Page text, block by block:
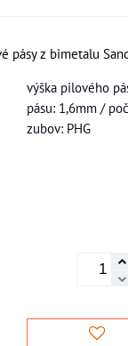
pásy z bimetalu
výška pilového
pásu: 1,6mm /
zubov: PHG